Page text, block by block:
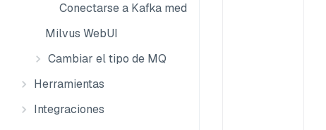
Conectarse a Kafka mediante SASL/SSL
Milvus WebUI
Cambiar el tipo de MQ
Herramientas
Integraciones